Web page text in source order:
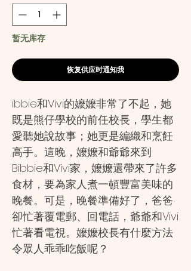
暂无库存
恢复供应时通知我
ibbie和Vivi的嬤嬤非常了不起，她
既是熊仔學校的前任校長，學生都
愛聽她說故事；她更是編織和烹飪
高手。這晚，嬤嬤和爺爺來到
Bibbie和Vivi家，嬤嬤還帶來了許多
食材，要為家人煮一頓豐富美味的
晚餐。可是，晚餐準備好了，爸爸
卻忙著覆電郵、回電話，爺爺和Vivi
忙著看電視。嬤嬤校長有什麼方法
令眾人乖乖吃飯呢？